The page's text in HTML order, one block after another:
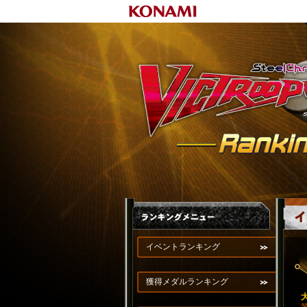
イベントランキング
獲得メダルランキング